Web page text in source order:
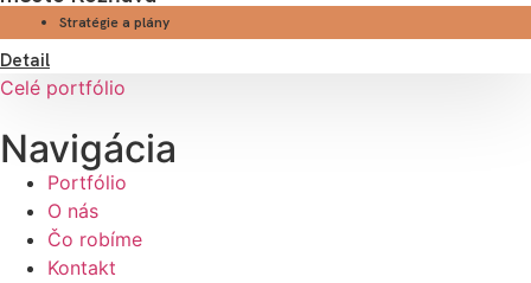
Stratégie a plány
Detail
Celé portfólio
Navigácia
Portfólio
O nás
Čo robíme
Kontakt